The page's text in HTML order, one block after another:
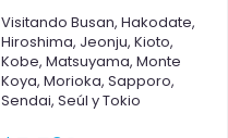
Visitando Busan, Hakodate,
Hiroshima, Jeonju, Kioto,
Kobe, Matsuyama, Monte
Koya, Morioka, Sapporo,
Sendai, Seúl yTokio